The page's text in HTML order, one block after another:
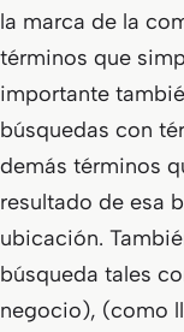
la marca de la
términos que
importante
búsquedas con
demás términos
resultado de esa
ubicación.
búsqueda tales
negocio), (como